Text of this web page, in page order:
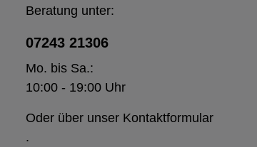
Beratung unter:
07243 21306
Mo. bis Sa.:
10:00 - 19:00 Uhr
Oder über unser Kontaktformular
.